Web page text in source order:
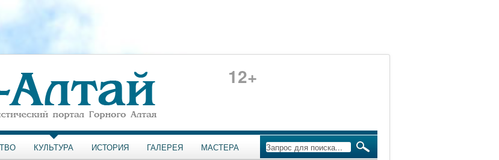
12+
КУЛЬТУРА ИСТОРИЯ ГАЛЕРЕЯ МАСТЕРА